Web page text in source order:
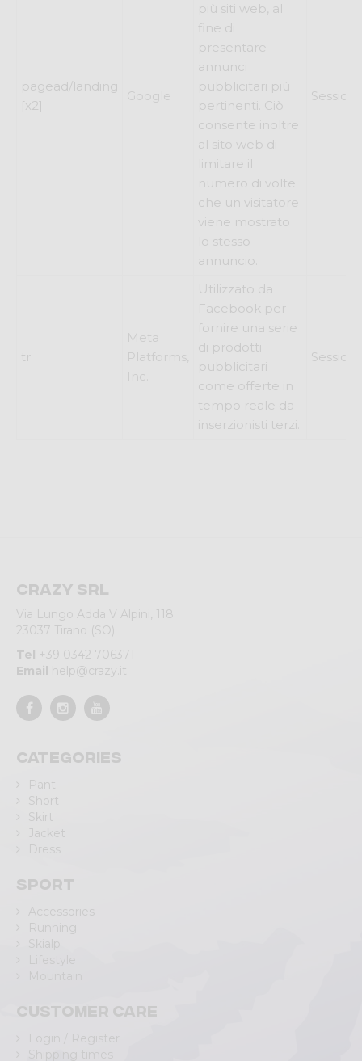
pagead/landing
[x2]
Google
più siti web, al
fine di
presentare
annunci
pubblicitari più
pertinenti. Ciò
consente inoltre
al sito web di
limitare il
numero di volte
che un visitatore
viene mostrato
lo stesso
annuncio.
Session
tr
Meta
Platforms,
Inc.
Utilizzato da
Facebook per
fornire una serie
di prodotti
pubblicitari
come offerte in
tempo reale da
inserzionisti terzi.
Session
Crazy srl
Via Lungo Adda V Alpini, 118
23037 Tirano (SO)
Tel +39 0342 706371
Email help@crazy.it
Categories
Pant
Short
Skirt
Jacket
Dress
Sport
Accessories
Running
Skialp
Customer care